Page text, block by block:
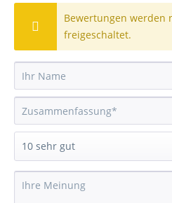
Bewertungen werden
freigeschaltet.